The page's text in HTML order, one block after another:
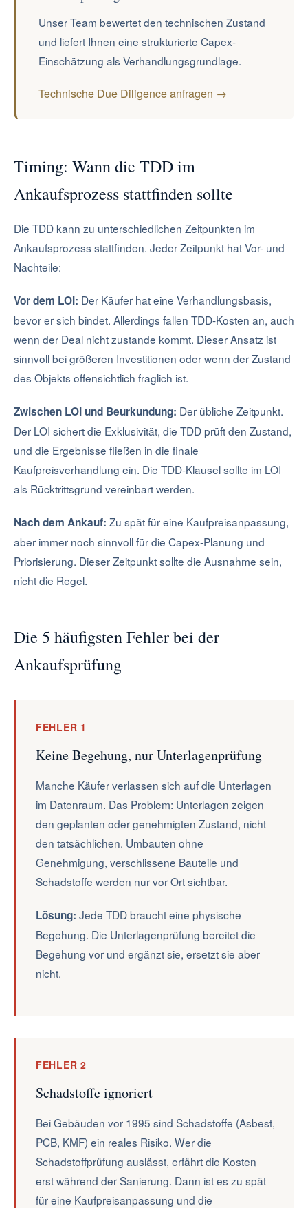
Unser Team bewertet den technischen Zustand
und liefert Ihnen eine strukturierte Capex-
Einschätzung als Verhandlungsgrundlage.
Technische Due Diligence anfragen →
Timing: Wann die TDD im
Ankaufsprozess stattfinden sollte
Die TDD kann zu unterschiedlichen Zeitpunkten im
Ankaufsprozess stattfinden. Jeder Zeitpunkt hat Vor- und
Nachteile:
Vor dem LOI: Der Käufer hat eine Verhandlungsbasis,
bevor er sich bindet. Allerdings fallen TDD-Kosten an, auch
wenn der Deal nicht zustande kommt. Dieser Ansatz ist
sinnvoll bei größeren Investitionen oder wenn der Zustand
des Objekts offensichtlich fraglich ist.
Zwischen LOI und Beurkundung: Der übliche Zeitpunkt.
Der LOI sichert die Exklusivität, die TDD prüft den Zustand,
und die Ergebnisse fließen in die finale
Kaufpreisverhandlung ein. Die TDD-Klausel sollte im LOI
als Rücktrittsgrund vereinbart werden.
Nach dem Ankauf: Zu spät für eine Kaufpreisanpassung,
aber immer noch sinnvoll für die Capex-Planung und
Priorisierung. Dieser Zeitpunkt sollte die Ausnahme sein,
nicht die Regel.
Die 5 häufigsten Fehler bei der
Ankaufsprüfung
FEHLER 1
Keine Begehung, nur Unterlagenprüfung
Manche Käufer verlassen sich auf die Unterlagen
im Datenraum. Das Problem: Unterlagen zeigen
den geplanten oder genehmigten Zustand, nicht
den tatsächlichen. Umbauten ohne
Genehmigung, verschlissene Bauteile und
Schadstoffe werden nur vor Ort sichtbar.
Lösung: Jede TDD braucht eine physische
Begehung. Die Unterlagenprüfung bereitet die
Begehung vor und ergänzt sie, ersetzt sie aber
nicht.
FEHLER 2
Schadstoffe ignoriert
Bei Gebäuden vor 1995 sind Schadstoffe (Asbest,
PCB, KMF) ein reales Risiko. Wer die
Schadstoffprüfung auslässt, erfährt die Kosten
erst während der Sanierung. Dann ist es zu spät
für eine Kaufpreisanpassung und die